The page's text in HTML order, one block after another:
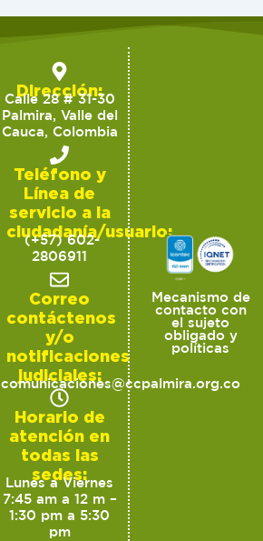
Dirección:
Calle 28 # 31-30
Palmira, Valle del
Cauca, Colombia
Teléfono y
Línea de
servicio a la
ciudadanía/usuario:
(+57) 602-
2806911
Correo
contáctenos
y/o
notificaciones
judiciales:
comunicaciones@ccpalmira.org.co
Horario de
atención en
todas las
sedes:
Lunes a Viernes
7:45 am a 12 m –
1:30 pm a 5:30
pm
Mecanismo de
contacto con
el sujeto
obligado y
políticas